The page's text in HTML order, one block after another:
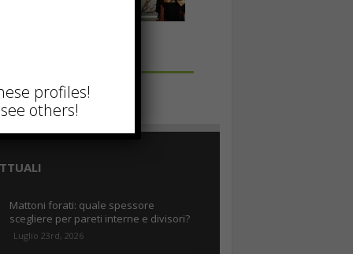
Mattoni forati: quale spessore
scegliere per pareti interne e divisori?
Luglio 23rd, 2026
profiles!
others!